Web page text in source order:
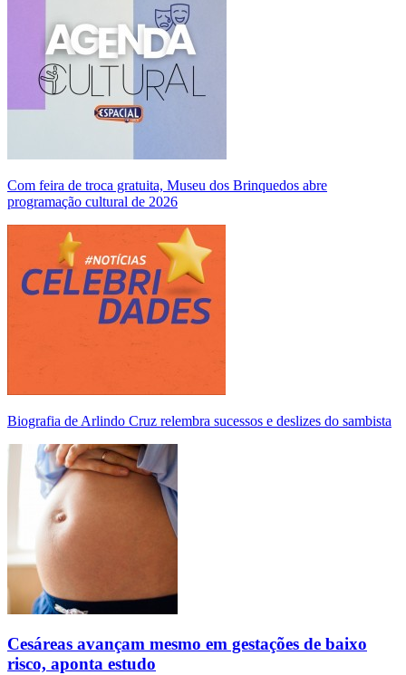
Com feira de troca gratuita, Museu dos Brinquedos abre
programação cultural de 2026
Biografia de Arlindo Cruz relembra sucessos e deslizes do sambista
Cesáreas avançam mesmo em gestações de baixo
risco, aponta estudo